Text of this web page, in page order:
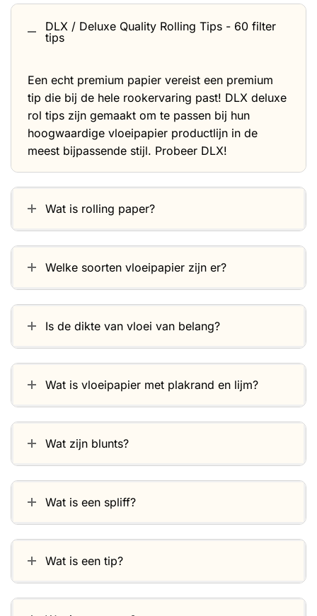
DLX / Deluxe Quality Rolling Tips - 60 filter
tips
Een echt premium papier vereist een premium
tip die bij de hele rookervaring past! DLX deluxe
rol tips zijn gemaakt om te passen bij hun
hoogwaardige vloeipapier productlijn in de
meest bijpassende stijl. Probeer DLX!
Wat is rolling paper?
Welke soorten vloeipapier zijn er?
Is de dikte van vloei van belang?
Wat is vloeipapier met plakrand en lijm?
Wat zijn blunts?
Wat is een spliff?
Wat is een tip?